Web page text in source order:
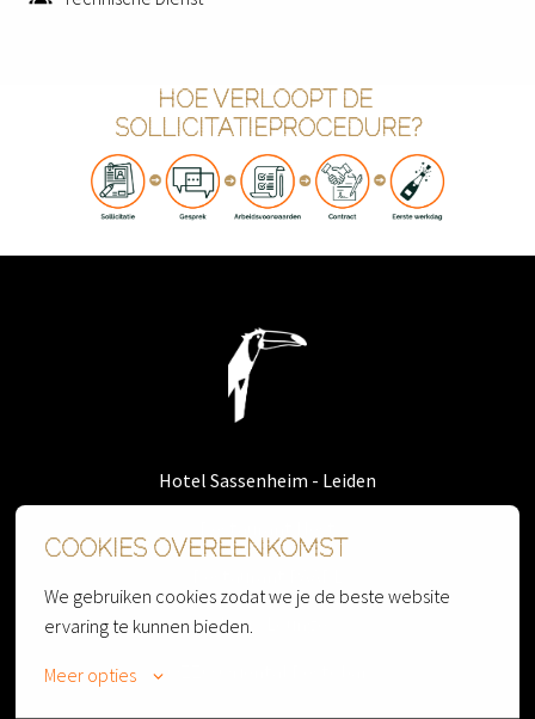
COOKIES OVEREENKOMST
We gebruiken cookies zodat we je de beste website
ervaring te kunnen bieden.
Meer opties
HOE VERLOOPT DE
SOLLICITATIEPROCEDURE?
Homepagina
Hotel Sassenheim - Leiden
Cherry Lounge